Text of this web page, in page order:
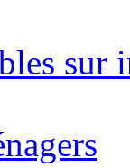
sur